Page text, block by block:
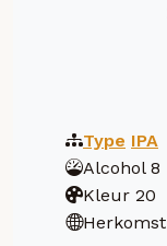
Type IPA
Alcohol 8
Kleur 20
Herkomst